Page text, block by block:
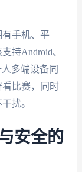
手机、平
持Android、
多端设备同
比赛，同时
扰。
安全的